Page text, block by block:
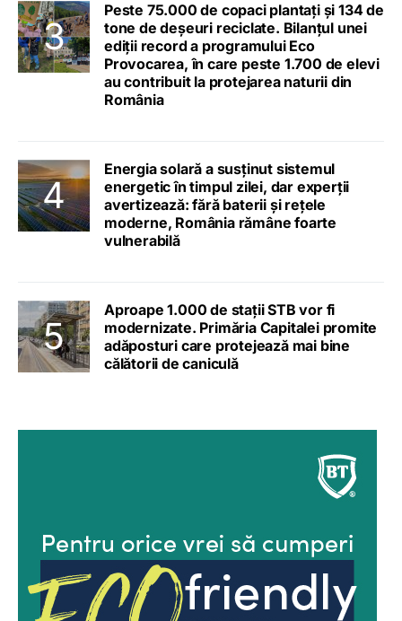
Peste 75.000 de copaci plantați și 134 de
tone de deșeuri reciclate. Bilanțul unei
ediții record a programului Eco
Provocarea, în care peste 1.700 de elevi
au contribuit la protejarea naturii din
România
Energia solară a susținut sistemul
energetic în timpul zilei, dar experții
avertizează: fără baterii și rețele
moderne, România rămâne foarte
vulnerabilă
Aproape 1.000 de stații STB vor fi
modernizate. Primăria Capitalei promite
adăposturi care protejează mai bine
călătorii de caniculă